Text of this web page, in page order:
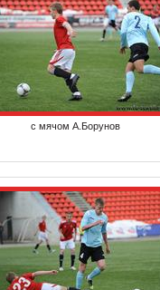
с мячом А.Борунов